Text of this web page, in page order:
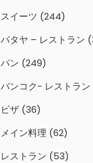
スイーツ (244)
パタヤ – レストラン
パン (249)
バンコク- レストラン
ピザ (36)
メイン料理 (62)
レストラン (53)